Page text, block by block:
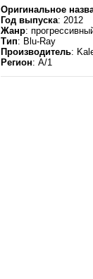
Оригинальное
Год выпуска: 2012
Жанр:
Тип: Blu-Ray
Производитель:
Регион: A/1